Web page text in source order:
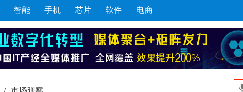
智能 手机 芯片 软件 电商